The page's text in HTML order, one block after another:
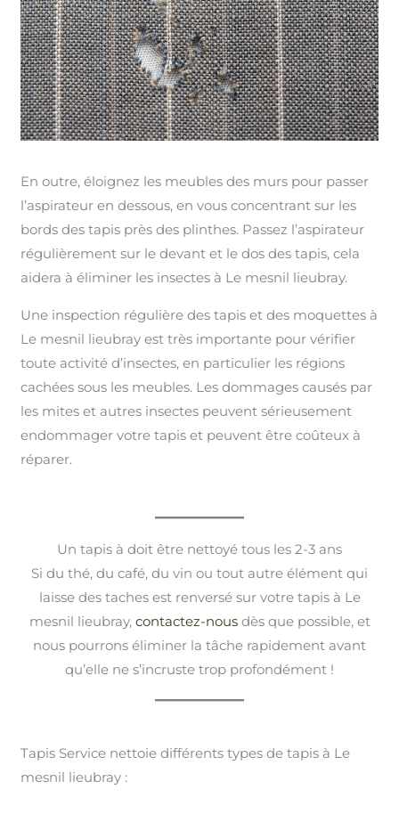
En outre, éloignez les meubles des murs pour passer
l’aspirateur en dessous, en vous concentrant sur les
bords des tapis près des plinthes. Passez l’aspirateur
régulièrement sur le devant et le dos des tapis, cela
aidera à éliminer les insectes à Le mesnil lieubray.
Une inspection régulière des tapis et des moquettes à
Le mesnil lieubray est très importante pour vérifier
toute activité d’insectes, en particulier les régions
cachées sous les meubles. Les dommages causés par
les mites et autres insectes peuvent sérieusement
endommager votre tapis et peuvent être coûteux à
réparer.
Un tapis à doit être nettoyé tous les 2-3 ans
Si du thé, du café, du vin ou tout autre élément qui
laisse des taches est renversé sur votre tapis à Le
mesnil lieubray, contactez-nousdès que possible, et
nous pourrons éliminer la tâche rapidement avant
qu’elle ne s’incruste trop profondément !
Tapis Service nettoie différents types de tapis à Le
mesnil lieubray :